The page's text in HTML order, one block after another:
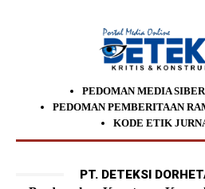
PEDOMAN MEDIA SIBER
PEDOMAN PEMBERITAAN
KODE ETIK
PT. DETEKSI